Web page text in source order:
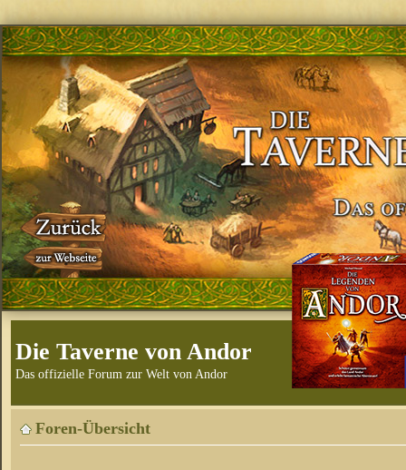
Die Taverne von Andor
Das offizielle Forum zur Welt von Andor
Foren-Übersicht